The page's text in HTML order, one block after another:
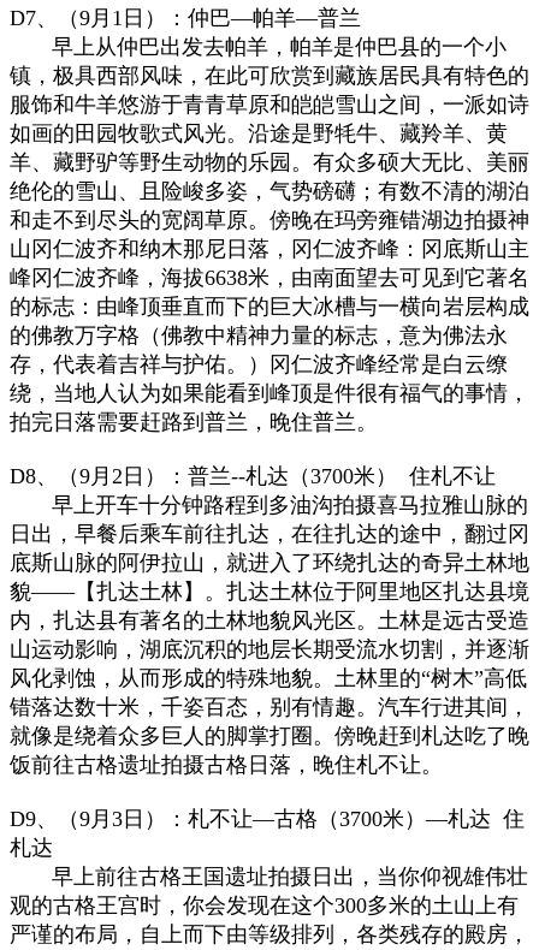
D7、（9月1日）：仲巴—帕羊—普兰
早上从仲巴出发去帕羊，帕羊是仲巴县的一个小
镇，极具西部风味，在此可欣赏到藏族居民具有特色的
服饰和牛羊悠游于青青草原和皑皑雪山之间，一派如诗
如画的田园牧歌式风光。沿途是野牦牛、藏羚羊、黄
羊、藏野驴等野生动物的乐园。有众多硕大无比、美丽
绝伦的雪山、且险峻多姿，气势磅礴；有数不清的湖泊
和走不到尽头的宽阔草原。傍晚在玛旁雍错湖边拍摄神
山冈仁波齐和纳木那尼日落，冈仁波齐峰：冈底斯山主
峰冈仁波齐峰，海拔6638米，由南面望去可见到它著名
的标志：由峰顶垂直而下的巨大冰槽与一横向岩层构成
的佛教万字格（佛教中精神力量的标志，意为佛法永
存，代表着吉祥与护佑。）冈仁波齐峰经常是白云缭
绕，当地人认为如果能看到峰顶是件很有福气的事情，
拍完日落需要赶路到普兰，晚住普兰。
D8、（9月2日）：普兰--札达（3700米） 住札不让
早上开车十分钟路程到多油沟拍摄喜马拉雅山脉的
日出，早餐后乘车前往扎达，在往扎达的途中，翻过冈
底斯山脉的阿伊拉山，就进入了环绕扎达的奇异土林地
貌——【扎达土林】。扎达土林位于阿里地区扎达县境
内，扎达县有著名的土林地貌风光区。土林是远古受造
山运动影响，湖底沉积的地层长期受流水切割，并逐渐
风化剥蚀，从而形成的特殊地貌。土林里的“树木”高低
错落达数十米，千姿百态，别有情趣。汽车行进其间，
就像是绕着众多巨人的脚掌打圈。傍晚赶到札达吃了晚
饭前往古格遗址拍摄古格日落，晚住札不让。
D9、（9月3日）：札不让—古格（3700米）—札达 住
札达
早上前往古格王国遗址拍摄日出，当你仰视雄伟壮
观的古格王宫时，你会发现在这个300多米的土山上有
严谨的布局，自上而下由等级排列，各类残存的殿房，